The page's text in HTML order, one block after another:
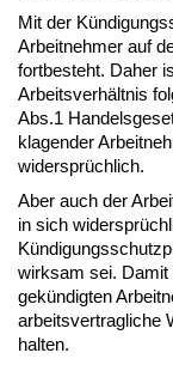
Mit der
Arbeitnehmer auf
fortbesteht. Daher
Arbeitsverhältnis
Abs.1
klagender
widersprüchlich.
Aber auch der
in sich
wirksam sei. Damit
gekündigten
arbeitsvertragliche
halten.